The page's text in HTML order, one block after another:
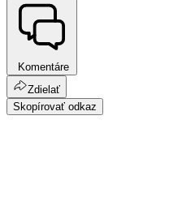
Komentáre
Zdielať
Skopírovať odkaz